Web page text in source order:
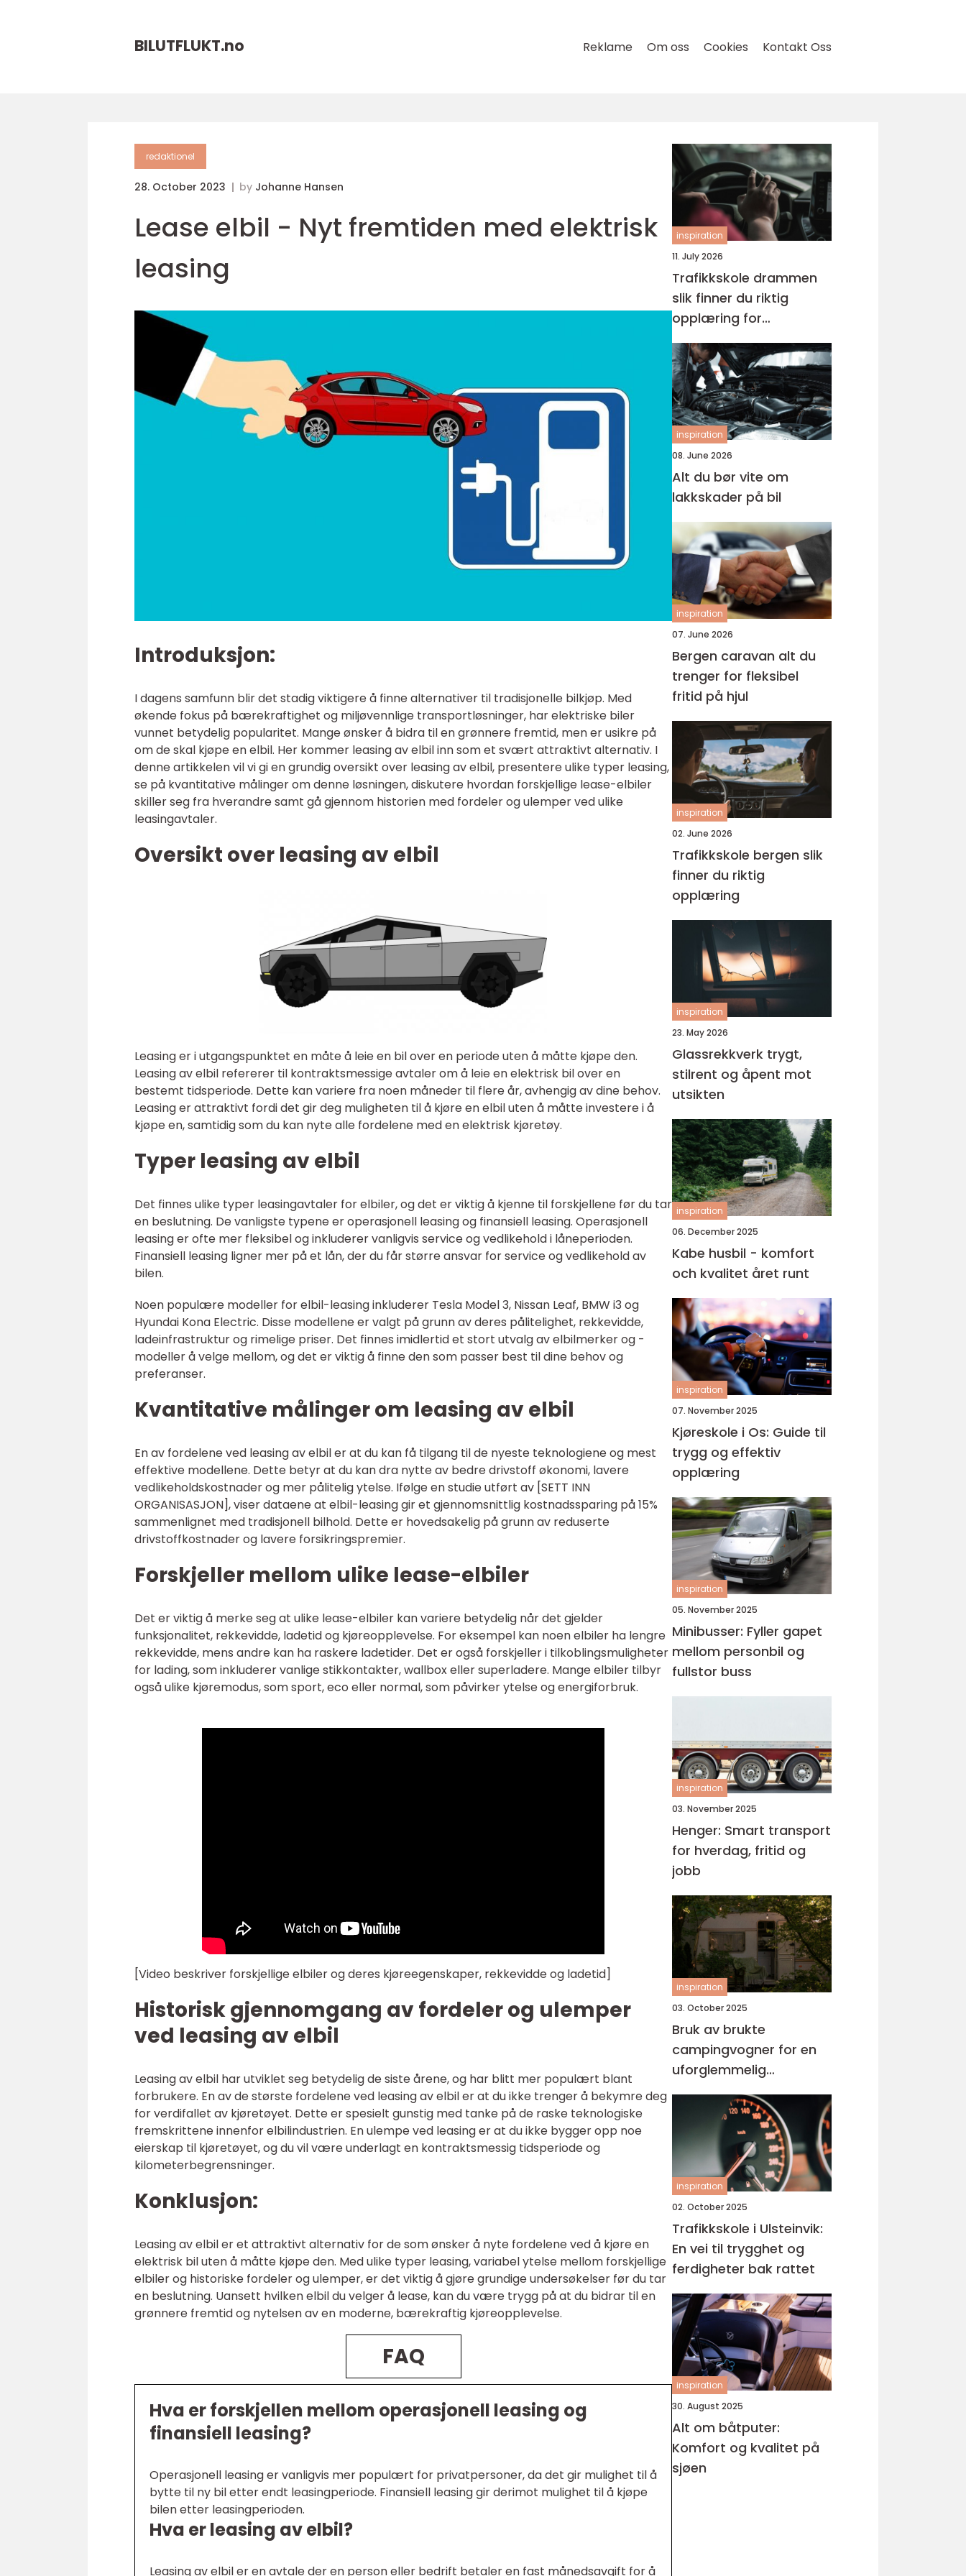
BILUTFLUKT.no Reklame Om oss Cookies Kontakt Oss
redaktionel
28. October 2023 by Johanne Hansen
Lease elbil - Nyt fremtiden med elektrisk
leasing
Introduksjon:
I dagens samfunn blir det stadig viktigere å finne alternativer til tradisjonelle bilkjøp. Med
økende fokus på bærekraftighet og miljøvennlige transportløsninger, har elektriske biler
vunnet betydelig popularitet. Mange ønsker å bidra til en grønnere fremtid, men er usikre på
om de skal kjøpe en elbil. Her kommer leasing av elbil inn som et svært attraktivt alternativ. I
denne artikkelen vil vi gi en grundig oversikt over leasing av elbil, presentere ulike typer leasing,
se på kvantitative målinger om denne løsningen, diskutere hvordan forskjellige lease-elbiler
skiller seg fra hverandre samt gå gjennom historien med fordeler og ulemper ved ulike
leasingavtaler.
Oversikt over leasing av elbil
Leasing er i utgangspunktet en måte å leie en bil over en periode uten å måtte kjøpe den.
Leasing av elbil refererer til kontraktsmessige avtaler om å leie en elektrisk bil over en
bestemt tidsperiode. Dette kan variere fra noen måneder til flere år, avhengig av dine behov.
Leasing er attraktivt fordi det gir deg muligheten til å kjøre en elbil uten å måtte investere i å
kjøpe en, samtidig som du kan nyte alle fordelene med en elektrisk kjøretøy.
Typer leasing av elbil
Det finnes ulike typer leasingavtaler for elbiler, og det er viktig å kjenne til forskjellene før du tar
en beslutning. De vanligste typene er operasjonell leasing og finansiell leasing. Operasjonell
leasing er ofte mer fleksibel og inkluderer vanligvis service og vedlikehold i låneperioden.
Finansiell leasing ligner mer på et lån, der du får større ansvar for service og vedlikehold av
bilen.
Noen populære modeller for elbil-leasing inkluderer Tesla Model 3, Nissan Leaf, BMW i3 og
Hyundai Kona Electric. Disse modellene er valgt på grunn av deres pålitelighet, rekkevidde,
ladeinfrastruktur og rimelige priser. Det finnes imidlertid et stort utvalg av elbilmerker og -
modeller å velge mellom, og det er viktig å finne den som passer best til dine behov og
preferanser.
Kvantitative målinger om leasing av elbil
En av fordelene ved leasing av elbil er at du kan få tilgang til de nyeste teknologiene og mest
effektive modellene. Dette betyr at du kan dra nytte av bedre drivstoff økonomi, lavere
vedlikeholdskostnader og mer pålitelig ytelse. Ifølge en studie utført av [SETT INN
ORGANISASJON], viser dataene at elbil-leasing gir et gjennomsnittlig kostnadssparing på 15%
sammenlignet med tradisjonell bilhold. Dette er hovedsakelig på grunn av reduserte
drivstoffkostnader og lavere forsikringspremier.
Forskjeller mellom ulike lease-elbiler
Det er viktig å merke seg at ulike lease-elbiler kan variere betydelig når det gjelder
funksjonalitet, rekkevidde, ladetid og kjøreopplevelse. For eksempel kan noen elbiler ha lengre
rekkevidde, mens andre kan ha raskere ladetider. Det er også forskjeller i tilkoblingsmuligheter
for lading, som inkluderer vanlige stikkontakter, wallbox eller superladere. Mange elbiler tilbyr
også ulike kjøremodus, som sport, eco eller normal, som påvirker ytelse og energiforbruk.
[Video beskriver forskjellige elbiler og deres kjøreegenskaper, rekkevidde og ladetid]
Historisk gjennomgang av fordeler og ulemper
ved leasing av elbil
Leasing av elbil har utviklet seg betydelig de siste årene, og har blitt mer populært blant
forbrukere. En av de største fordelene ved leasing av elbil er at du ikke trenger å bekymre deg
for verdifallet av kjøretøyet. Dette er spesielt gunstig med tanke på de raske teknologiske
fremskrittene innenfor elbilindustrien. En ulempe ved leasing er at du ikke bygger opp noe
eierskap til kjøretøyet, og du vil være underlagt en kontraktsmessig tidsperiode og
kilometerbegrensninger.
Konklusjon:
Leasing av elbil er et attraktivt alternativ for de som ønsker å nyte fordelene ved å kjøre en
elektrisk bil uten å måtte kjøpe den. Med ulike typer leasing, variabel ytelse mellom forskjellige
elbiler og historiske fordeler og ulemper, er det viktig å gjøre grundige undersøkelser før du tar
en beslutning. Uansett hvilken elbil du velger å lease, kan du være trygg på at du bidrar til en
grønnere fremtid og nytelsen av en moderne, bærekraftig kjøreopplevelse.
FAQ
Hva er forskjellen mellom operasjonell leasing og
finansiell leasing?
Operasjonell leasing er vanligvis mer populært for privatpersoner, da det gir mulighet til å
bytte til ny bil etter endt leasingperiode. Finansiell leasing gir derimot mulighet til å kjøpe
bilen etter leasingperioden.
Hva er leasing av elbil?
Leasing av elbil er en avtale der en person eller bedrift betaler en fast månedsavgift for å
inspiration
11. July 2026
Trafikkskole drammen
slik finner du riktig
opplæring for
førerkortet
inspiration
08. June 2026
Alt du bør vite om
lakkskader på bil
inspiration
07. June 2026
Bergen caravan alt du
trenger for fleksibel
fritid på hjul
inspiration
02. June 2026
Trafikkskole bergen slik
finner du riktig
opplæring
inspiration
23. May 2026
Glassrekkverk trygt,
stilrent og åpent mot
utsikten
inspiration
06. December 2025
Kabe husbil - komfort
och kvalitet året runt
inspiration
07. November 2025
Kjøreskole i Os: Guide til
trygg og effektiv
opplæring
inspiration
05. November 2025
Minibusser: Fyller gapet
mellom personbil og
fullstor buss
inspiration
03. November 2025
Henger: Smart transport
for hverdag, fritid og
jobb
inspiration
03. October 2025
Bruk av brukte
campingvogner for en
uforglemmelig
ferieopplevelse
inspiration
02. October 2025
Trafikkskole i Ulsteinvik:
En vei til trygghet og
ferdigheter bak rattet
inspiration
30. August 2025
Alt om båtputer:
Komfort og kvalitet på
sjøen